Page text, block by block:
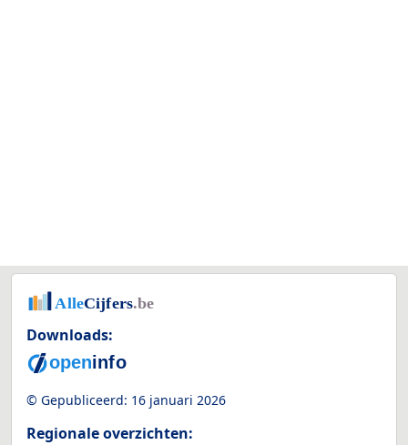
Downloads:
© Gepubliceerd: 16 januari 2026
Regionale overzichten: